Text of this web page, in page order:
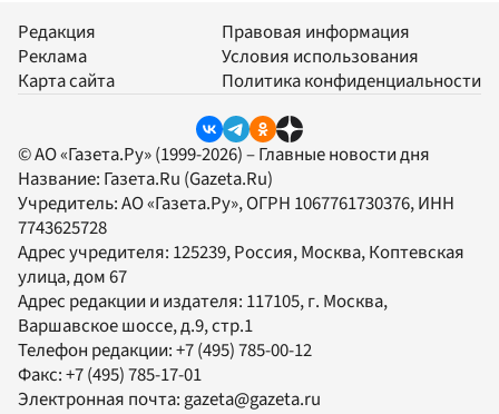
Редакция
Реклама
Карта сайта
Правовая информация
Условия использования
Политика конфиденциальности
© АО «Газета.Ру» (1999-2026) – Главные новости дня
Название: Газета.Ru (Gazeta.Ru)
Учредитель:АО «Газета.Ру», ОГРН 1067761730376, ИНН
7743625728
Адрес учредителя: 125239, Россия, Москва, Коптевская
улица, дом 67
Адрес редакции и издателя: 117105, г. Москва,
Варшавское шоссе, д.9, стр.1
Телефон редакции:+7 (495) 785-00-12
Факс:+7 (495) 785-17-01
Электронная почта:gazeta@gazeta.ru